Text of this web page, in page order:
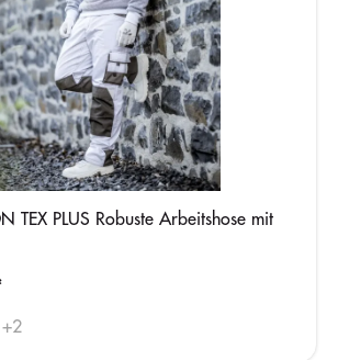
TEX PLUS Robuste Arbeitshose mit
+2